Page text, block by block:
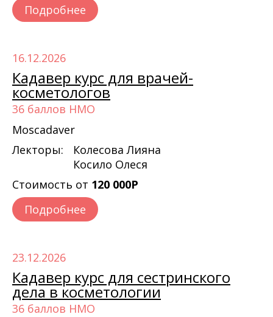
Подробнее
16.12.2026
Кадавер курс для врачей-
косметологов
36 баллов НМО
Moscadaver
Лекторы:
Колесова Лияна
Косило Олеся
Стоимость от 120 000Р
Подробнее
23.12.2026
Кадавер курс для сестринского
дела в косметологии
36 баллов НМО